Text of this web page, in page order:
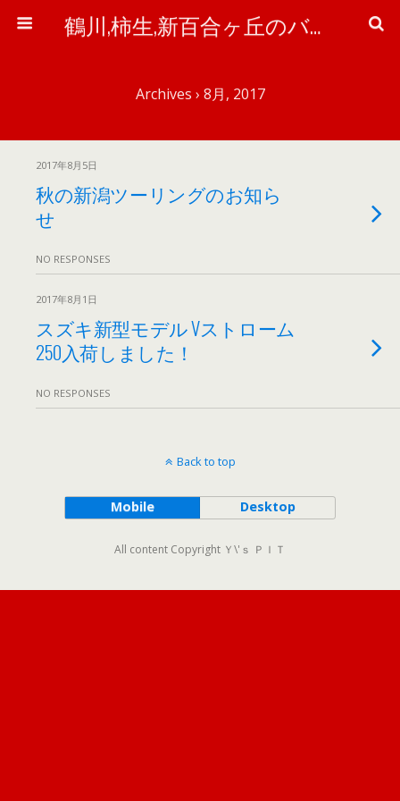
鶴川,柿生,新百合ヶ丘のバイク＆自転車屋さん「ワイズ・ピット」のブログ
Archives › 8月, 2017
2017年8月5日
秋の新潟ツーリングのお知ら
せ
NO RESPONSES
2017年8月1日
スズキ新型モデル Vストローム
250入荷しました！
NO RESPONSES
Back to top
Mobile Desktop
All content Copyright Ｙ\'ｓ ＰＩＴ